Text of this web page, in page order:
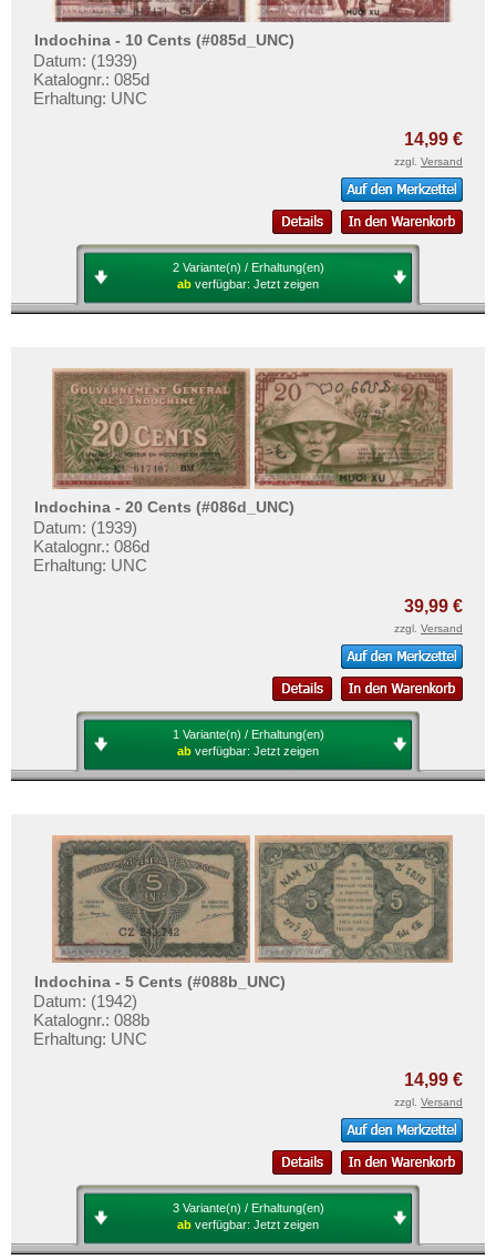
Indochina - 10 Cents (#085d_UNC)
Datum: (1939)
Katalognr.: 085d
Erhaltung: UNC
14,99 €
zzgl. Versand
2 Variante(n) / Erhaltung(en)
ab verfügbar: Jetzt zeigen
Indochina - 20 Cents (#086d_UNC)
Datum: (1939)
Katalognr.: 086d
Erhaltung: UNC
39,99 €
zzgl. Versand
1 Variante(n) / Erhaltung(en)
ab verfügbar: Jetzt zeigen
Indochina - 5 Cents (#088b_UNC)
Datum: (1942)
Katalognr.: 088b
Erhaltung: UNC
14,99 €
zzgl. Versand
3 Variante(n) / Erhaltung(en)
ab verfügbar: Jetzt zeigen